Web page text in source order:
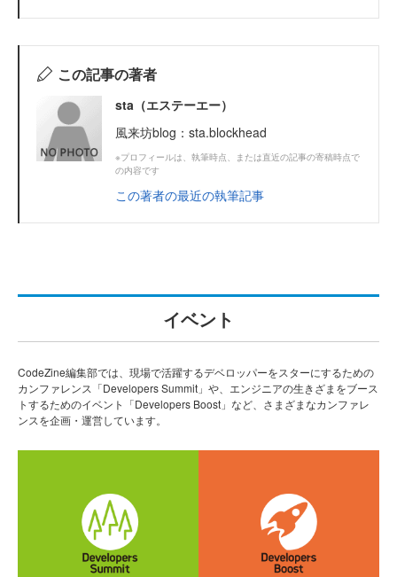
この記事の著者
sta（エステーエー）
風来坊blog：sta.blockhead
※プロフィールは、執筆時点、または直近の記事の寄稿時点で
の内容です
この著者の最近の執筆記事
イベント
CodeZine編集部では、現場で活躍するデベロッパーをスターにするための
カンファレンス「Developers Summit」や、エンジニアの生きざまをブース
トするためのイベント「Developers Boost」など、さまざまなカンファレ
ンスを企画・運営しています。